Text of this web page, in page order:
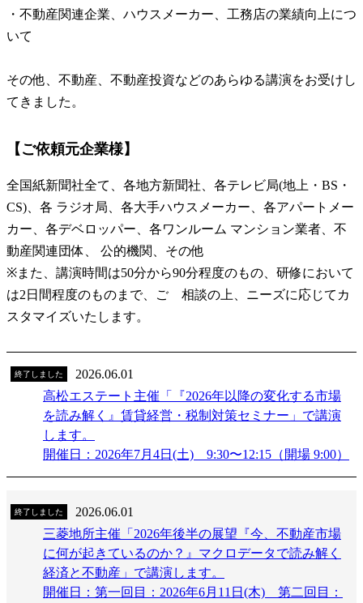
・不動産関連企業、ハウスメーカー、工務店の業績向上につ
いて
その他、不動産、不動産投資などのあらゆる講演をお受けし
てきました。
【ご依頼元企業様】
全国紙新聞社全て、各地方新聞社、各テレビ局(地上・BS・
CS)、各 ラジオ局、各大手ハウスメーカー、各アパートメー
カー、各デベロッパー、各ワンルーム マンション業者、不
動産関連団体、 公的機関、その他
※また、講演時間は50分から90分程度のもの、研修において
は2日間程度のものまで、ご゙相談の上、ニーズに応じてカ
スタマイズいたします。
終了しました
2026.06.01
高松エステート主催「『2026年以降の変化する市場
を読み解く』賃貸経営・税制対策セミナー」で講演
します。
開催日：2026年7月4日(土) 9:30〜12:15（開場 9:00）
終了しました
2026.06.01
三菱地所主催「2026年後半の展望『今、不動産市場
に何が起きているのか？』マクロデータで読み解く
経済と不動産」で講演します。
開催日：第一回目：2026年6月11日(木) 第二回目：